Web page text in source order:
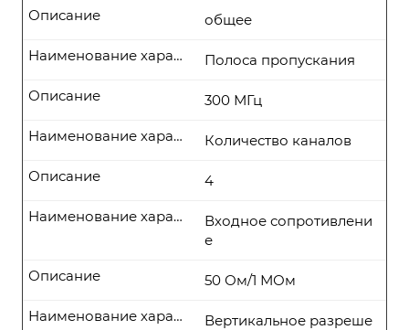
общее
Описание
Полоса пропускания
Наименование характеристики
300 МГц
Описание
Количество каналов
Наименование характеристики
4
Описание
Входное сопротивлени
е
Наименование характеристики
50 Ом/1 МОм
Описание
Вертикальное разреше
Наименование характеристики